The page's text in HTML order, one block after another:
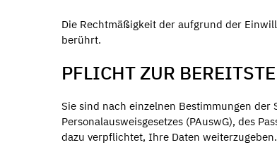
Die Rechtmäßigkeit der aufgrund der
berührt.
PFLICHT ZUR
Sie sind nach einzelnen Bestimmungen der
Personalausweisgesetzes (PAuswG), des
dazu verpflichtet, Ihre Daten weiterzugeben.